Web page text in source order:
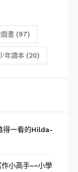
書 (97)
年讀本 (20)
得一看的Hilda-
小高手~~小學